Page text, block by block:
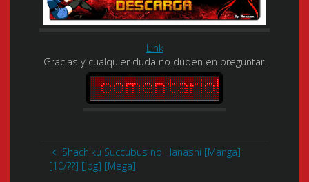
Link
Gracias y cualquier duda no duden en preguntar.
Shachiku Succubus no Hanashi [Manga]
[10/??] [Jpg] [Mega]